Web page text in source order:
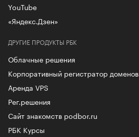
ДРУГИЕ ПРОДУКТЫ РБК
Облачные решения
Корпоративный регистратор доменов
Аренда VPS
Рег.решения
Сайт знакомств podbor.ru
РБК Курсы
YouTube
«Яндекс.Дзен»